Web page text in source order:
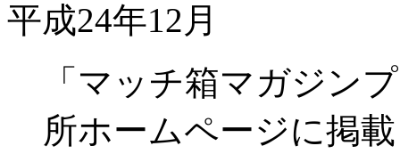
平成24年12月
「マッチ箱マガジン
所ホームページに掲